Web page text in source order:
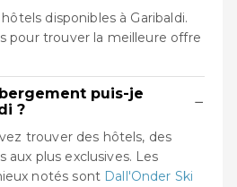
disponibles à Garibaldi.
pour trouver la meilleure offre
puis-je
?
−
trouver des hôtels, des
plus exclusives. Les
notés sont Dall'Onder Ski